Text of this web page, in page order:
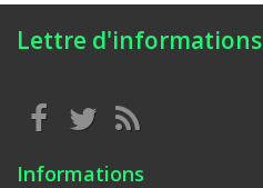
Lettre d'informations
Informations